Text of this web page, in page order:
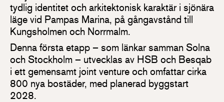
tydlig identitet och arkitektonisk karaktär i sjönära
läge vid Pampas Marina, på gångavstånd till
Kungsholmen och Norrmalm.
Denna första etapp – som länkar samman Solna
och Stockholm – utvecklas av HSB och Besqab
i ett gemensamt joint venture och omfattar cirka
800 nya bostäder, med planerad byggstart
2028.